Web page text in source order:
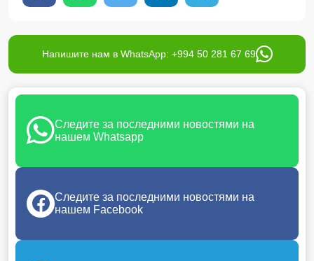
Напишите нам в WhatsApp: +994 50 281 67 69
Следите за последними новостями на
нашем Whatsapp
Следите за последними новостями на
нашем Facebook